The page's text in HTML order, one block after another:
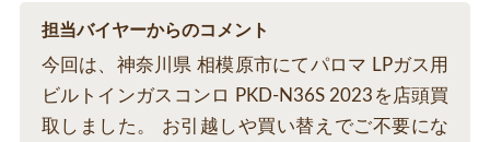
担当バイヤーからのコメント
今回は、神奈川県 相模原市にてパロマ LPガス用
ビルトインガスコンロ PKD-N36S 2023を店頭買
取しました。 お引越しや買い替えでご不要にな